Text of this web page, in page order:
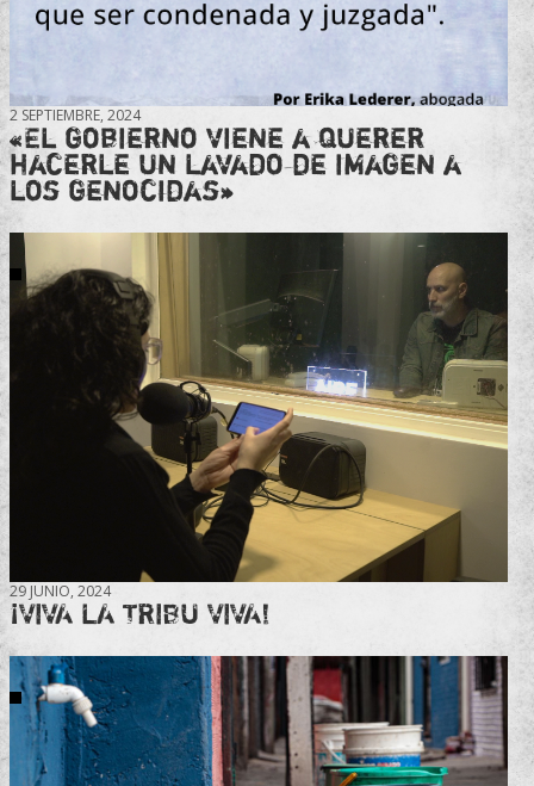
2 SEPTIEMBRE, 2024
«El gobierno viene a querer
hacerle un lavado de imagen a
los genocidas»
29 JUNIO, 2024
¡VIVA LA TRIBU VIVA!